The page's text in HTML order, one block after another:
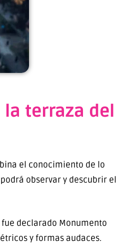
la terraza del
el conocimiento de lo
observar y descubrir el
declarado Monumento
y formas audaces.